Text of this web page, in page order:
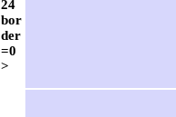
24
bor
der
=0
>